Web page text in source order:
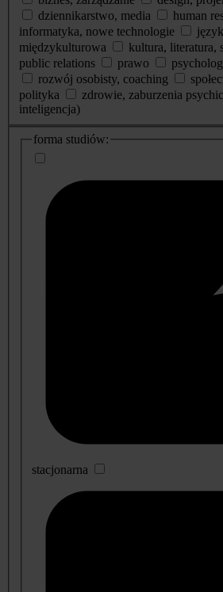
dziennikarstwo, media
human
informatyka, nowe technologie
międzykulturowa
kultura, literatura,
public relations
prawo
rozwój osobisty, coaching
polityka
zdrowie, zaburzenia
inteligencja)
dodatkowe
informacje
forma studiów:
stacjonarna